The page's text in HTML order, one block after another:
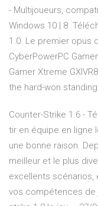
- Multijoueurs,
Windows 10 | 8
1.0. Le premier opus
CyberPowerPC
Gamer Xtreme
the hard-won
Counter-Strike 1.6 -
tir en équipe en ligne
une bonne raison.
meilleur et le plus
excellents scénarios,
vos compétences de